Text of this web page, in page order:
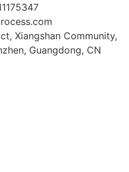
Xiangshan Community,
Guangdong, CN